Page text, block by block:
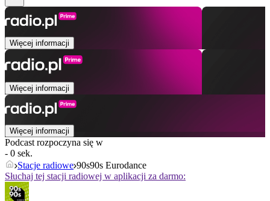
Więcej informacji
Więcej informacji
Więcej informacji
Podcast rozpoczyna się w
- 0 sek.
Stacje radiowe 90s90s Eurodance
Słuchaj tej stacji radiowej w aplikacji za darmo: